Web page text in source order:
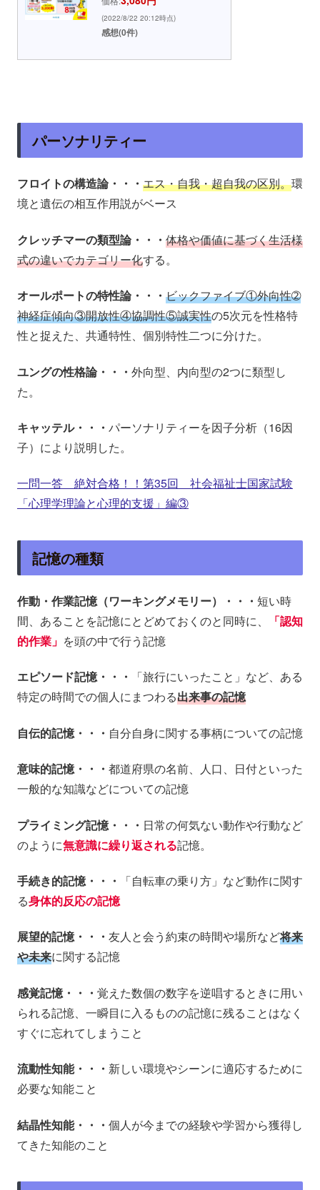
(2022/8/22 20:12時点)
感想(0件)
パーソナリティー
フロイトの構造論・・・ エス・自我・超自我の区別。環
境と遺伝の相互作用説がベース
クレッチマーの類型論・・・ 体格や価値に基づく生活様
式の違いでカテゴリー化する。
オールポートの特性論・・・ ビックファイブ①外向性➁
神経症傾向③開放性④協調性⑤誠実性の5次元を性格特
性と捉えた、共通特性、個別特性二つに分けた。
ユングの性格論・・・ 外向型、内向型の2つに類型し
た。
キャッテル・・・ パーソナリティーを因子分析（16因
子）により説明した。
一問一答 絶対合格！！第35回 社会福祉士国家試験
「心理学理論と心理的支援」編③
記憶の種類
作動・作業記憶（ワーキングメモリー）・・・ 短い時
間、あることを記憶にとどめておくのと同時に、
「認知
的作業」 を頭の中で行う記憶
エピソード記憶・・・
「旅行にいったこと」など、ある
特定の時間での個人にまつわる出来事の記憶
自伝的記憶・・・ 自分自身に関する事柄についての記憶
意味的記憶・・・ 都道府県の名前、人口、日付といった
一般的な知識などについての記憶
プライミング記憶・・・ 日常の何気ない動作や行動など
のように無意識に繰り返される記憶。
手続き的記憶・・・
「自転車の乗り方」など動作に関す
る身体的反応の記憶
展望的記憶・・・ 友人と会う約束の時間や場所など将来
や未来に関する記憶
感覚記憶・・・ 覚えた数個の数字を逆唱するときに用い
られる記憶、一瞬目に入るものの記憶に残ることはなく
すぐに忘れてしまうこと
流動性知能・・・ 新しい環境やシーンに適応するために
必要な知能こと
結晶性知能・・・ 個人が今までの経験や学習から獲得し
てきた知能のこと